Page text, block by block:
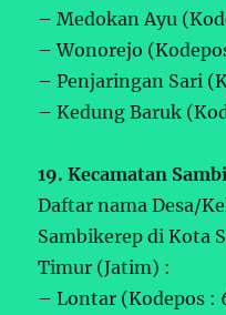
– Medokan Ayu
– Wonorejo
– Penjaringan Sari
– Kedung Baruk
19. Kecamatan
Daftar nama Desa/
Sambikerep di Kota
Timur (Jatim) :
– Lontar (Kodepos :